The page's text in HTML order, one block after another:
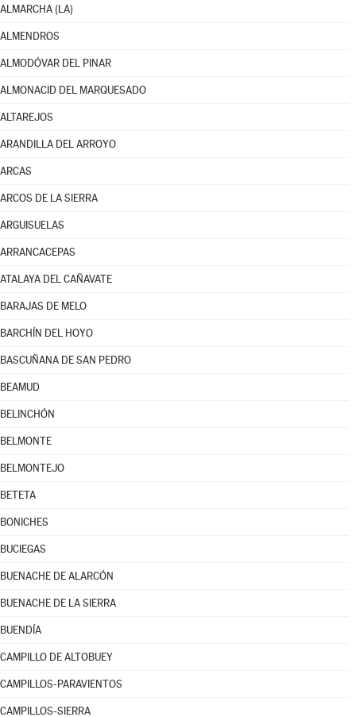
ALMARCHA (LA)
ALMENDROS
ALMODÓVAR DEL PINAR
ALMONACID DEL MARQUESADO
ALTAREJOS
ARANDILLA DEL ARROYO
ARCAS
ARCOS DE LA SIERRA
ARGUISUELAS
ARRANCACEPAS
ATALAYA DEL CAÑAVATE
BARAJAS DE MELO
BARCHÍN DEL HOYO
BASCUÑANA DE SAN PEDRO
BEAMUD
BELINCHÓN
BELMONTE
BELMONTEJO
BETETA
BONICHES
BUCIEGAS
BUENACHE DE ALARCÓN
BUENACHE DE LA SIERRA
BUENDÍA
CAMPILLO DE ALTOBUEY
CAMPILLOS-PARAVIENTOS
CAMPILLOS-SIERRA